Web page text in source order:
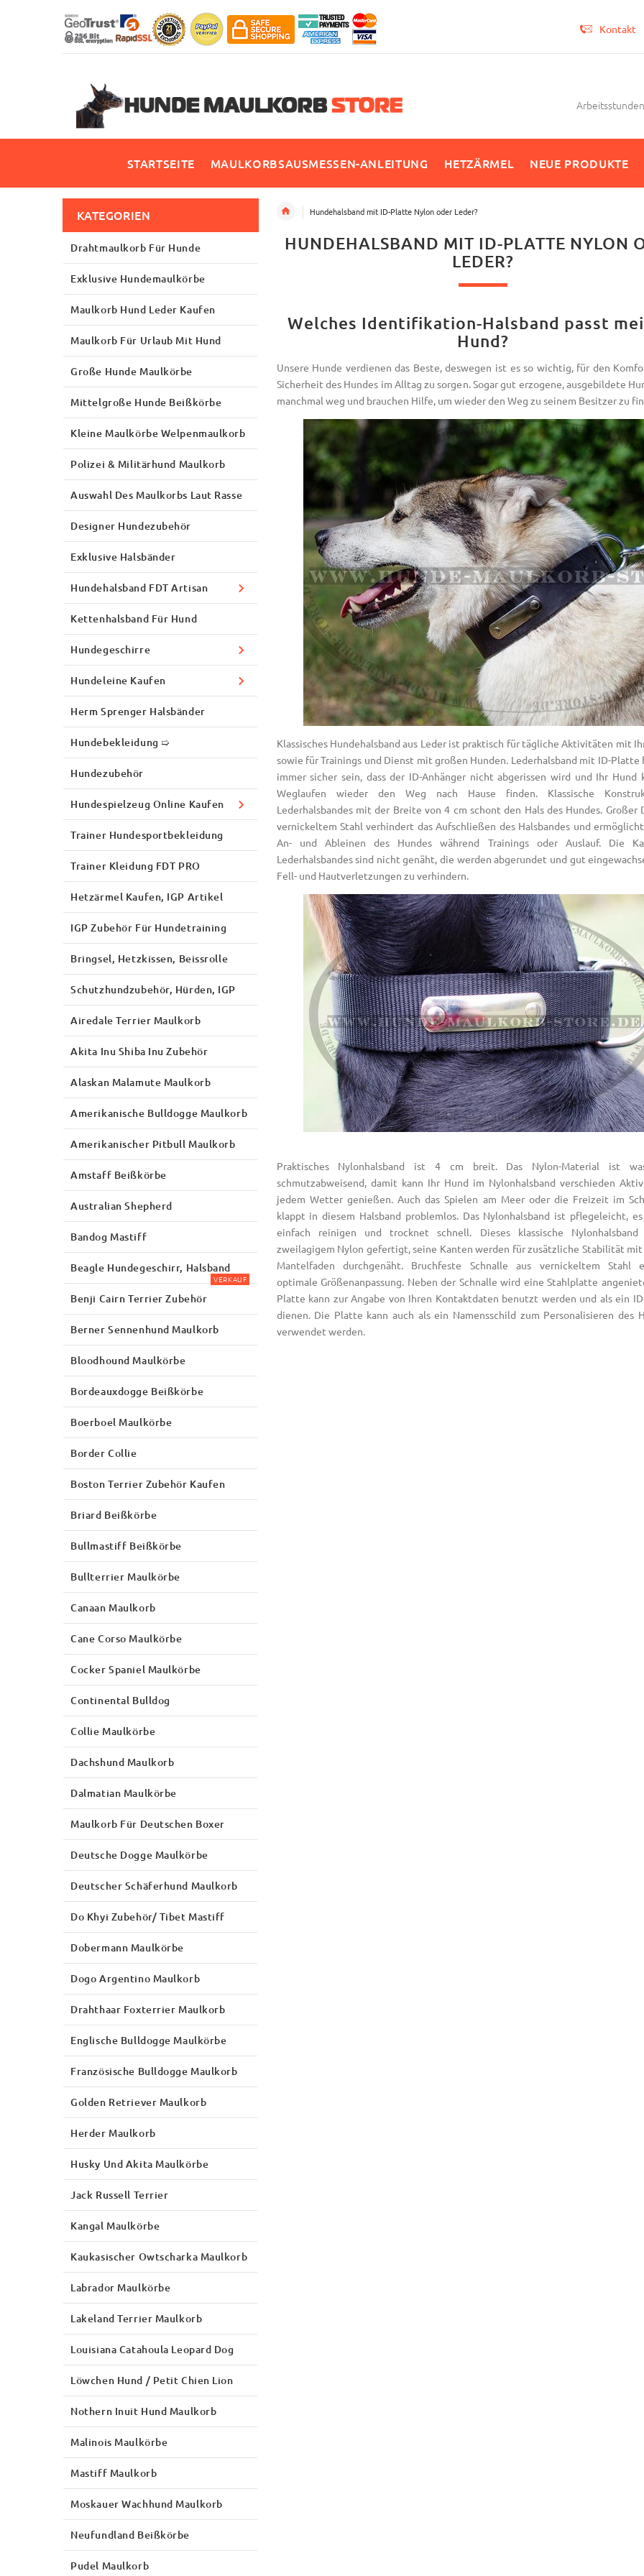
Kontakt
STARTSEITE MAULKORBSAUSMESSEN-ANLEITUNG HETZÄRMEL NEUE PRODUKTE
Hundehalsband mit ID-Platte Nylon oder Leder?
HUNDEHALSBAND MIT ID-PLATTE NYLON
LEDER?
Welches Identifikation-Halsband passt
Hund?
Unsere Hunde verdienen das Beste, deswegen ist es so wichtig, für den
Sicherheit des Hundes im Alltag zu sorgen. Sogar gut erzogene, ausgebildete
manchmal weg und brauchen Hilfe, um wieder den Weg zu seinem Besitzer zu
Klassisches Hundehalsband aus Leder ist praktisch für tägliche Aktivitäten mit
sowie für Trainings und Dienst mit großen Hunden. Lederhalsband mit ID-Platte
immer sicher sein, dass der ID-Anhänger nicht abgerissen wird und Ihr Hund
Weglaufen wieder den Weg nach Hause finden. Klassische
Lederhalsbandes mit der Breite von 4 cm schont den Hals des Hundes. Großer
vernickeltem Stahl verhindert das Aufschließen des Halsbandes und
An- und Ableinen des Hundes während Trainings oder Auslauf. Die
Lederhalsbandes sind nicht genäht, die werden abgerundet und gut
Fell- und Hautverletzungen zu verhindern.
Praktisches Nylonhalsband ist 4 cm breit. Das Nylon-Material ist
schmutzabweisend, damit kann Ihr Hund im Nylonhalsband verschieden
jedem Wetter genießen. Auch das Spielen am Meer oder die Freizeit im
klappt in diesem Halsband problemlos. Das Nylonhalsband ist pflegeleicht,
einfach reinigen und trocknet schnell. Dieses klassische
zweilagigem Nylon gefertigt, seine Kanten werden für zusätzliche Stabilität
Mantelfaden durchgenäht. Bruchfeste Schnalle aus vernickeltem Stahl
optimale Größenanpassung. Neben der Schnalle wird eine Stahlplatte
Platte kann zur Angabe von Ihren Kontaktdaten benutzt werden und als ein
dienen. Die Platte kann auch als ein Namensschild zum Personalisieren des
verwendet werden.
KATEGORIEN
Drahtmaulkorb Für Hunde
Exklusive Hundemaulkörbe
Maulkorb Hund Leder Kaufen
Maulkorb Für Urlaub Mit Hund
Große Hunde Maulkörbe
Mittelgroße Hunde Beißkörbe
Kleine Maulkörbe Welpenmaulkorb
Polizei & Militärhund Maulkorb
Auswahl Des Maulkorbs Laut Rasse
Designer Hundezubehör
Exklusive Halsbänder
Hundehalsband FDT Artisan
Kettenhalsband Für Hund
Hundegeschirre
Hundeleine Kaufen
Herm Sprenger Halsbänder
Hundebekleidung ➯
Hundezubehör
Hundespielzeug Online Kaufen
Trainer Hundesportbekleidung
Trainer Kleidung FDT PRO
Hetzärmel Kaufen, IGP Artikel
IGP Zubehör Für Hundetraining
Bringsel, Hetzkissen, Beissrolle
Schutzhundzubehör, Hürden, IGP
Airedale Terrier Maulkorb
Akita Inu Shiba Inu Zubehör
Alaskan Malamute Maulkorb
Amerikanische Bulldogge Maulkorb
Amerikanischer Pitbull Maulkorb
Amstaff Beißkörbe
Australian Shepherd
Bandog Mastiff
Beagle Hundegeschirr, Halsband
VERKAUF
Benji Cairn Terrier Zubehör
Berner Sennenhund Maulkorb
Bloodhound Maulkörbe
Bordeauxdogge Beißkörbe
Boerboel Maulkörbe
Border Collie
Boston Terrier Zubehör Kaufen
Briard Beißkörbe
Bullmastiff Beißkörbe
Bullterrier Maulkörbe
Canaan Maulkorb
Cane Corso Maulkörbe
Cocker Spaniel Maulkörbe
Continental Bulldog
Collie Maulkörbe
Dachshund Maulkorb
Dalmatian Maulkörbe
Maulkorb Für Deutschen Boxer
Deutsche Dogge Maulkörbe
Deutscher Schäferhund Maulkorb
Do Khyi Zubehör/ Tibet Mastiff
Dobermann Maulkörbe
Dogo Argentino Maulkorb
Drahthaar Foxterrier Maulkorb
Englische Bulldogge Maulkörbe
Französische Bulldogge Maulkorb
Golden Retriever Maulkorb
Herder Maulkorb
Husky Und Akita Maulkörbe
Jack Russell Terrier
Kangal Maulkörbe
Kaukasischer Owtscharka Maulkorb
Labrador Maulkörbe
Lakeland Terrier Maulkorb
Louisiana Catahoula Leopard Dog
Löwchen Hund / Petit Chien Lion
Nothern Inuit Hund Maulkorb
Malinois Maulkörbe
Mastiff Maulkorb
Moskauer Wachhund Maulkorb
Neufundland Beißkörbe
Pudel Maulkorb